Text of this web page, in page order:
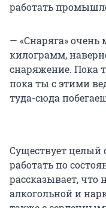
работать
— «Снаряга» очень
килограмм,
снаряжение. Пока
пока ты с этими
туда-сюда
Существует целый
работать по
рассказывает, что
алкогольной и